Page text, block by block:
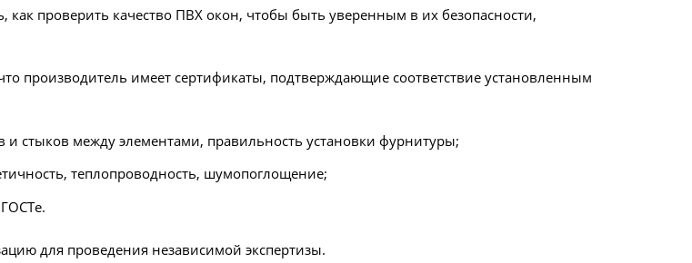
проверить качество ПВХ окон, чтобы быть уверенным в их безопасности,
производитель имеет сертификаты, подтверждающие соответствие установленным
стыков между элементами, правильность установки фурнитуры;
теплопроводность, шумопоглощение;
для проведения независимой экспертизы.